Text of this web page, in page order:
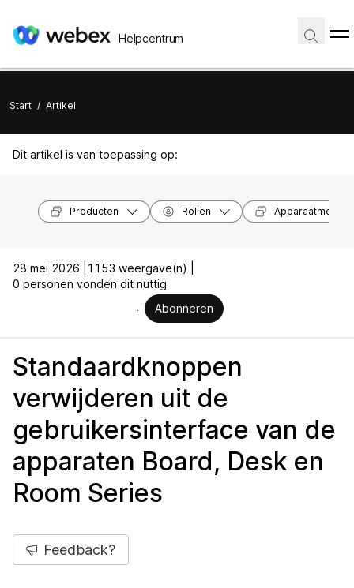
Helpcentrum
Start / Artikel
Dit artikel is van toepassing op:
Producten Rollen
28 mei 2026 |
1153 weergave(n) |
0 personen vonden dit nuttig
Abonneren
Standaardknoppen
verwijderen uit de
gebruikersinterface van de
apparaten Board, Desk en
Room Series
Feedback?